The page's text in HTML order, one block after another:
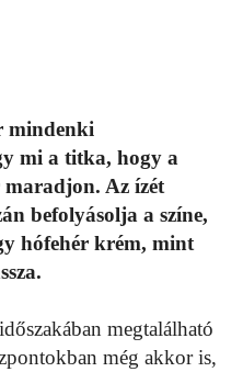
mindenki
mi a titka, hogy a
maradjon. Az ízét
befolyásolja a színe,
hófehér krém, mint
megtalálható
még akkor is,